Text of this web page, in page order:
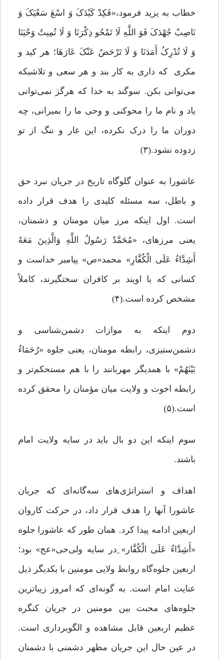
خطاب به یزید فرمود،«فَکِدْ کَیْدَکَ وَ اسْعَ سَعْیَکَ وَ
نَاصِبْ جُهْدَکَ فَوَ اللَّهِ لَا تَمْحُو ذِکْرَنَا وَ لَا تُمِیتُ وَحْیَنَا
وَ لَا تُدْرِکُ أَمَدَنَا وَ لَا تَرْحَضُ عَنْکَ عَارَهَا؛ هر کید و
مکری که داری به کار بند و هر سعی و تلاشیکه
می‌توانی بکن. سوگند به خدا که هرگز نمی‌توانی
یاد و نام ما را محوکنی و وحی ما را بمیرانی، چه
دوران ما را درک نکرده، این عار و ننگ از تو
زدوده نشود.(۳)
عاشورا به عنوان گلوگاه تاریخ در جریان نبرد حق
و باطل، سه مسئله کلیدی را هدف قرار داده
است. اول اینکه مرز میان مومنان و دشمنان،
یعنی مرزهای، «مُحَمَّدٌ رَسُولُ اللَّهِ وَالَّذِینَ مَعَهُ
أَشِدَّاءُ عَلَى الْکُفَّارِ» محمد«ص» پیامبر خداست و
کسانى که با اویند بر کافران سختگیرند، کاملاً
مشخص کرده است.(۴)
دوم اینکه به موازات دشمن‌شناسی و
دشمن‌ستیزی، رابطه مومنان، یعنی جلوه «رُحَمَاءُ
بَیْنَهُمْ» با همدیگر مهربانند را با هم مستحکم‌تر و
رابطه اخوت و ولایت میان مؤمنان را محقق کرده
است.(۵)
سوم اینکه این دو بال باید در سایه ولایت امام
باشند.
اهداف و استراتژی‌های سه‌گانه‌ای که جریان
عاشورا آنها را هدف قرار داد، در حرکت کاروان
اربعین ادامه پیدا کرد. همان‌ طور که عاشورا جلوه
«أَشِدَّاءُ عَلَى الْکُفَّار» ِدر سایه ولی‌حی«عج» بود؛
اربعین جلوه‌گاه روابط ولایی مومنین با یکدیگر ذیل
عنایت امام است. به گونه‌ای که امروز زیباترین
جلوه‌های محبت بین مومنین در جریان کنگره
عظیم اربعین قابل مشاهده و الگوبرداری است.
در عین حال این جریان مظهر دشمنی با دشمنان